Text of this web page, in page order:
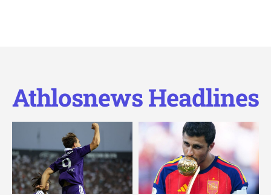
Athlosnews Headlines